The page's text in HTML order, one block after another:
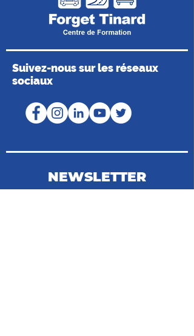
Suivez-nous sur les réseaux
sociaux
NEWSLETTER